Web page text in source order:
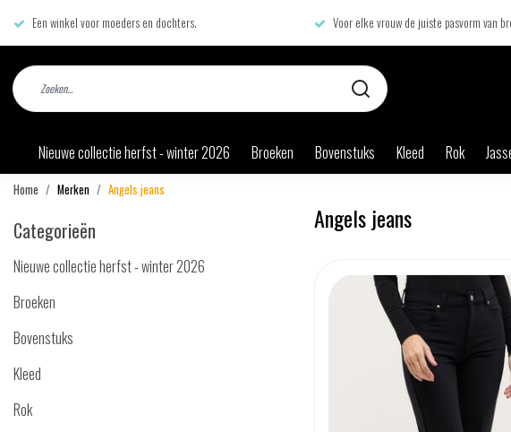
Een winkel voor moeders en dochters. Voor elke vrouw de juiste pasvorm van
Nieuwe collectie herfst - winter 2026 Broeken Bovenstuks Kleed Rok
Home Merken Angels jeans
Categorieën
Nieuwe collectie herfst - winter 2026
Broeken
Bovenstuks
Kleed
Rok
Angels jeans